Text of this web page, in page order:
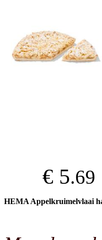
€ 5.69
HEMA Appelkruimelvlaai